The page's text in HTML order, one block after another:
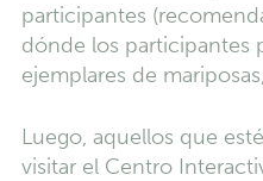
participantes
dónde los participantes
ejemplares de
Luego, aquellos que
visitar el Centro